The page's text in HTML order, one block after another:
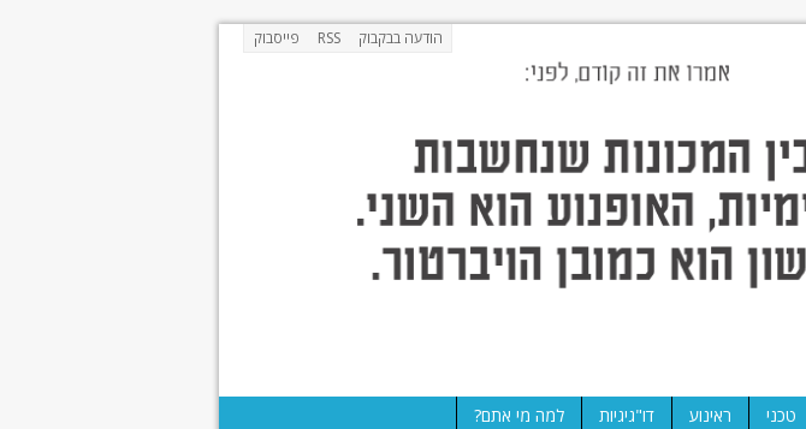
הודעה בבקבוק RSS פייסבוק
טכני ראינוע דו"גיגיות למה מי אתם?